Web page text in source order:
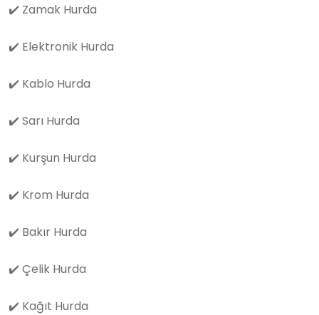
✔️ Zamak Hurda
✔️ Elektronik Hurda
✔️ Kablo Hurda
✔️ Sarı Hurda
✔️ Kurşun Hurda
✔️ Krom Hurda
✔️ Bakır Hurda
✔️ Çelik Hurda
✔️ Kağıt Hurda